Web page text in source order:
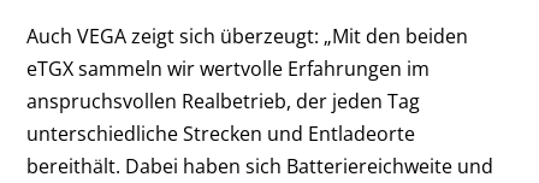
Auch VEGA zeigt sich überzeugt: „Mit den beiden
eTGX sammeln wir wertvolle Erfahrungen im
anspruchsvollen Realbetrieb, der jeden Tag
unterschiedliche Strecken und Entladeorte
bereithält. Dabei haben sich Batteriereichweite und